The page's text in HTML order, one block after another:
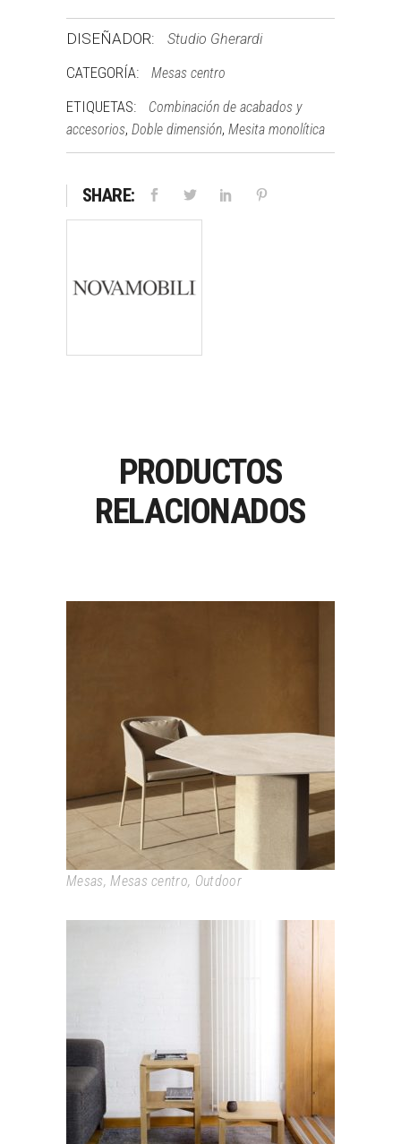
DISEÑADOR: Studio Gherardi
CATEGORÍA: Mesas centro
ETIQUETAS:
Combinación de acabados y
accesorios, Doble dimensión, Mesita monolítica
SHARE:
PRODUCTOS
RELACIONADOS
TALO
Mesas,Mesas centro, Outdoor
MMS 1963